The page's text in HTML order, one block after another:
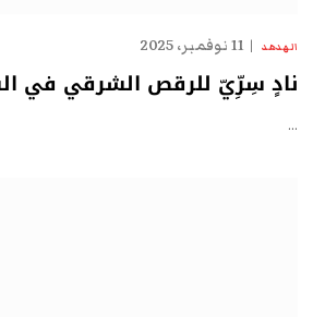
الهدهد 11 نوفمبر، 2025
نادٍ سِرِّيّ للرقص الشرقي في
…